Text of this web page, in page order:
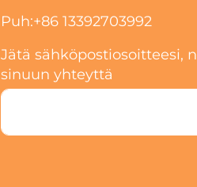
Puh:+86 13392703992
Jätä sähköpostiosoitteesi,
sinuun yhteyttä